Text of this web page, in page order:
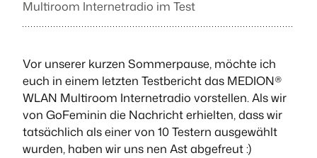
Multiroom Internetradio im Test
Vor unserer kurzen Sommerpause, möchte ich
euch in einem letzten Testbericht das MEDION®
WLAN Multiroom Internetradio vorstellen. Als wir
von GoFeminin die Nachricht erhielten, dass wir
tatsächlich als einer von 10 Testern ausgewählt
wurden, haben wir uns nen Ast abgefreut :)